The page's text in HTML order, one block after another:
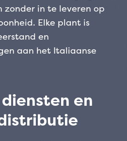
in te leveren op
Elke plant is
en
aan het Italiaanse
en